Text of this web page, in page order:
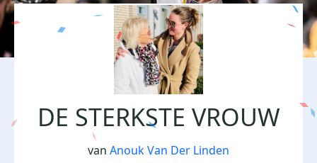
DE STERKSTE VROUW
van Anouk Van Der Linden